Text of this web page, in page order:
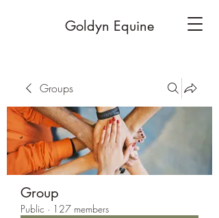
Goldyn Equine
Groups
Group
Public · 127 members